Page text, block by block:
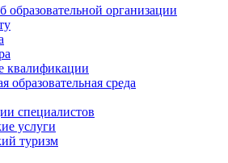
образовательной организации
квалификации
образовательная среда
специалистов
услуги
туризм